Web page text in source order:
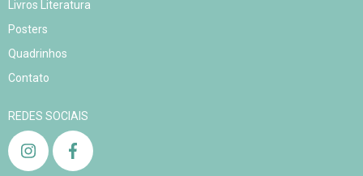
Livros Literatura
Posters
Quadrinhos
Contato
REDES SOCIAIS